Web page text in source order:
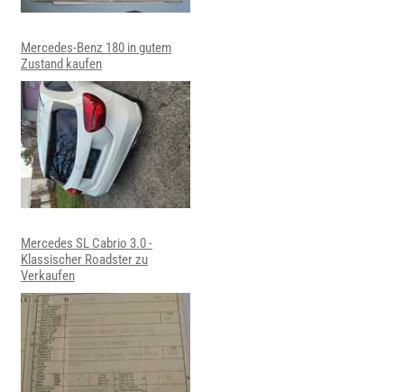
Mercedes-Benz 180 in gutem
Zustand kaufen
Mercedes SL Cabrio 3.0 -
Klassischer Roadster zu
Verkaufen